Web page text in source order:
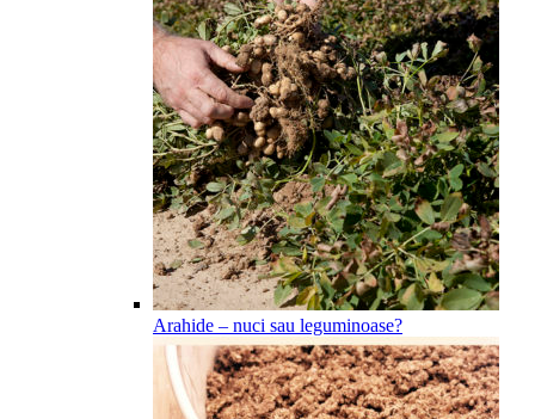
Arahide – nuci sau leguminoase?